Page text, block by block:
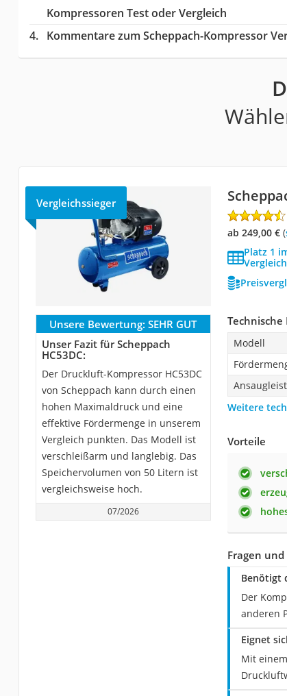
Kompressoren Test oder Vergleich
Kommentare zum Scheppach-Kompressor
Vergleichssieger
ab 249,00 €(
Platz 1
Vergleich
Unsere Bewertung: SEHR GUT
Unser Fazit für Scheppach
HC53DC:
Der Druckluft-Kompressor HC53DC
von Scheppach kann durch einen
hohen Maximaldruck und eine
effektive Fördermenge in unserem
Vergleich punkten. Das Modell ist
verschleißarm und langlebig. Das
Speichervolumen von 50 Litern ist
vergleichsweise hoch.
07/2026
Technische
Modell
Weitere
Vorteile
Fragen
Benötigt
Der
anderen
Eignet
Mit